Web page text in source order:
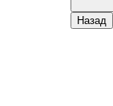
Назад